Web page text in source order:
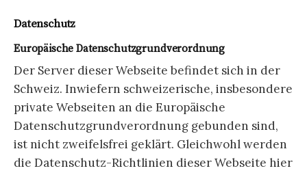
Datenschutz
Europäische Datenschutzgrundverordnung
Der Server dieser Webseite befindet sich in der
Schweiz. Inwiefern schweizerische, insbesondere
private Webseiten an die Europäische
Datenschutzgrundverordnung gebunden sind,
ist nicht zweifelsfrei geklärt. Gleichwohl werden
die Datenschutz-Richtlinien dieser Webseite hier